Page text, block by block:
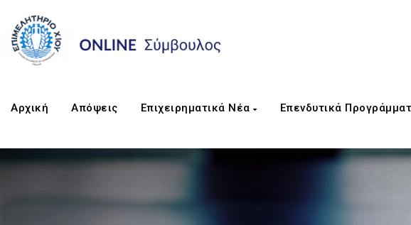
Αρχική Απόψεις Επιχειρηματικά Νέα Επενδυτικά